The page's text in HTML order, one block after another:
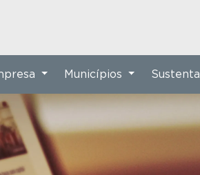
Municípios